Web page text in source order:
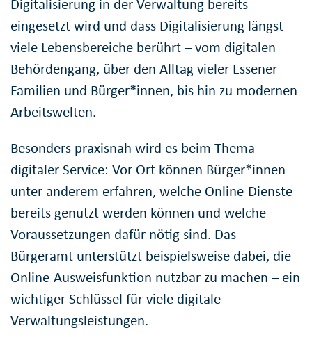
Digitalisierung in der Verwaltung bereits
eingesetzt wird und dass Digitalisierung längst
viele Lebensbereiche berührt – vom digitalen
Behördengang, über den Alltag vieler Essener
Familien und Bürger*innen, bis hin zu modernen
Arbeitswelten.
Besonders praxisnah wird es beim Thema
digitaler Service: Vor Ort können Bürger*innen
unter anderem erfahren, welche Online-Dienste
bereits genutzt werden können und welche
Voraussetzungen dafür nötig sind. Das
Bürgeramt unterstützt beispielsweise dabei, die
Online-Ausweisfunktion nutzbar zu machen – ein
wichtiger Schlüssel für viele digitale
Verwaltungsleistungen.